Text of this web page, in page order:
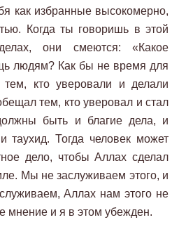
как избранные высокомерно,
Когда ты говоришь в этой
они смеются: «Какое
людям? Как бы не время для
кто уверовали и делали
тем, кто уверовал и стал
быть и благие дела, и
таухид. Тогда человек может
дело, чтобы Аллах сделал
Мы не заслуживаем этого, и
Аллах нам этого не
мнение и я в этом убежден.